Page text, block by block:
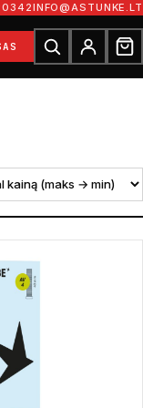
INFO@ASTUNKE.LT